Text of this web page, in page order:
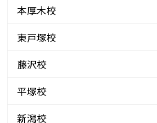
本厚木校
東戸塚校
藤沢校
平塚校
新潟校